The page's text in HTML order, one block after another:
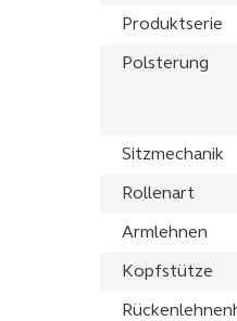
Produktserie
Polsterung
Sitzmechanik
Rollenart
Armlehnen
Kopfstütze